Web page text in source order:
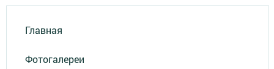
Главная
Фотогалереи